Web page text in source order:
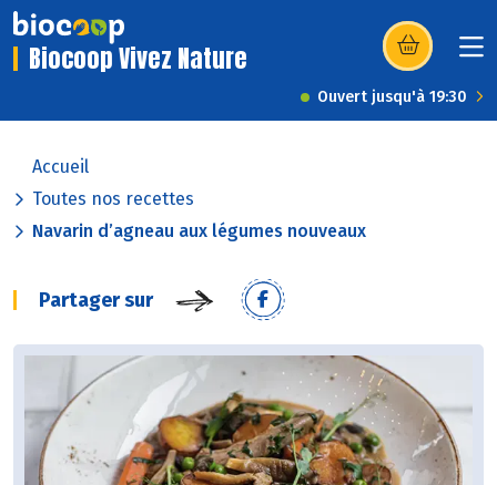
Biocoop Vivez Nature (s’ouvre dans
Ouvert jusqu'à 19:30
Accueil
Toutes nos recettes
Navarin d’agneau aux légumes nouveaux
Partager sur